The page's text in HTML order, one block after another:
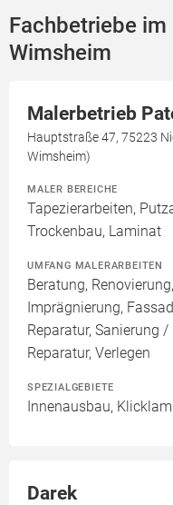
Fachbetriebe
Wimsheim
Malerbetrieb
Hauptstraße 47, 75223
Wimsheim)
MALER BEREICHE
Tapezierarbeiten,
Trockenbau, Laminat
UMFANG MALERARBEITEN
Beratung,
Imprägnierung,
Reparatur, Sanierung
Reparatur, Verlegen
SPEZIALGEBIETE
Innenausbau,
Darek